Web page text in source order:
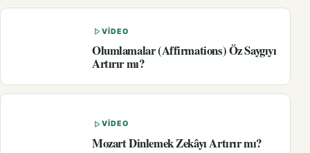
VIDEO
Olumlamalar (Affirmations) Öz Saygıyı
Artırır mı?
VIDEO
Mozart Dinlemek Zekâyı Artırır mı?